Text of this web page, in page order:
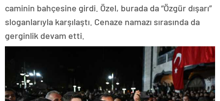
caminin bahçesine girdi. Özel, burada da “Özgür dışarı”
sloganlarıyla karşılaştı. Cenaze namazı sırasında da
gerginlik devam etti.